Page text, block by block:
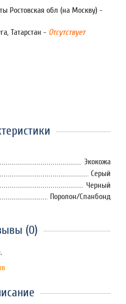
Ростовская обл (на Москву) -
Татарстан - Отсутствует
Экокожа
Серый
Черный
Поролон/Спанбонд
(0)